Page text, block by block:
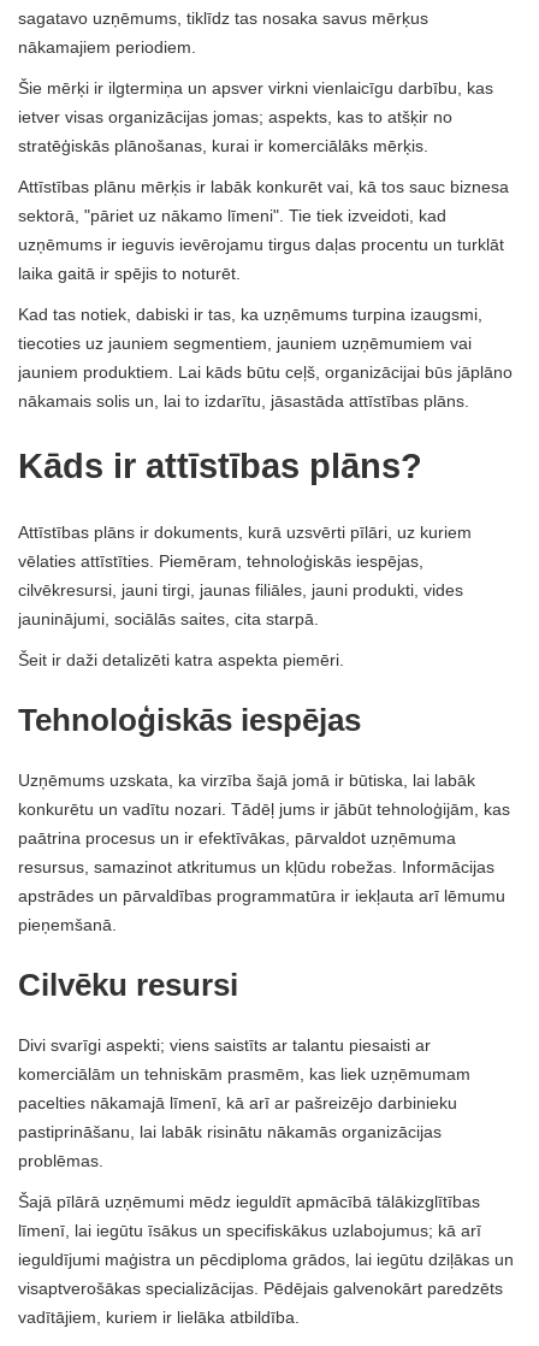
sagatavo uzņēmums, tiklīdz tas nosaka savus mērķus
nākamajiem periodiem.
Šie mērķi ir ilgtermiņa un apsver virkni vienlaicīgu darbību, kas
ietver visas organizācijas jomas; aspekts, kas to atšķir no
stratēģiskās plānošanas, kurai ir komerciālāks mērķis.
Attīstības plānu mērķis ir labāk konkurēt vai, kā tos sauc biznesa
sektorā, "pāriet uz nākamo līmeni". Tie tiek izveidoti, kad
uzņēmums ir ieguvis ievērojamu tirgus daļas procentu un turklāt
laika gaitā ir spējis to noturēt.
Kad tas notiek, dabiski ir tas, ka uzņēmums turpina izaugsmi,
tiecoties uz jauniem segmentiem, jauniem uzņēmumiem vai
jauniem produktiem. Lai kāds būtu ceļš, organizācijai būs jāplāno
nākamais solis un, lai to izdarītu, jāsastāda attīstības plāns.
Kāds ir attīstības plāns?
Attīstības plāns ir dokuments, kurā uzsvērti pīlāri, uz kuriem
vēlaties attīstīties. Piemēram, tehnoloģiskās iespējas,
cilvēkresursi, jauni tirgi, jaunas filiāles, jauni produkti, vides
jauninājumi, sociālās saites, cita starpā.
Šeit ir daži detalizēti katra aspekta piemēri.
Tehnoloģiskās iespējas
Uzņēmums uzskata, ka virzība šajā jomā ir būtiska, lai labāk
konkurētu un vadītu nozari. Tādēļ jums ir jābūt tehnoloģijām, kas
paātrina procesus un ir efektīvākas, pārvaldot uzņēmuma
resursus, samazinot atkritumus un kļūdu robežas. Informācijas
apstrādes un pārvaldības programmatūra ir iekļauta arī lēmumu
pieņemšanā.
Cilvēku resursi
Divi svarīgi aspekti; viens saistīts ar talantu piesaisti ar
komerciālām un tehniskām prasmēm, kas liek uzņēmumam
pacelties nākamajā līmenī, kā arī ar pašreizējo darbinieku
pastiprināšanu, lai labāk risinātu nākamās organizācijas
problēmas.
Šajā pīlārā uzņēmumi mēdz ieguldīt apmācībā tālākizglītības
līmenī, lai iegūtu īsākus un specifiskākus uzlabojumus; kā arī
ieguldījumi maģistra un pēcdiploma grādos, lai iegūtu dziļākas un
visaptverošākas specializācijas. Pēdējais galvenokārt paredzēts
vadītājiem, kuriem ir lielāka atbildība.